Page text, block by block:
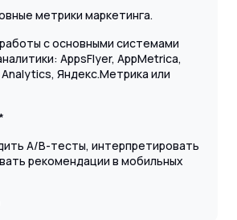
метрики маркетинга.
с основными системами
AppsFlyer, AppMetrica,
Яндекс.Метрика или
*
A/B-тесты, интерпретировать
рекомендации в мобильных